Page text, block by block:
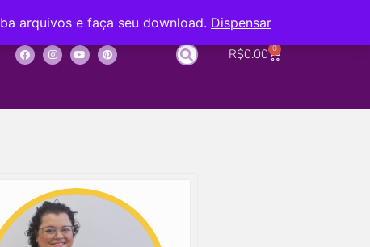
arquivos e faça seu download. Dispensar
R$0.00 0